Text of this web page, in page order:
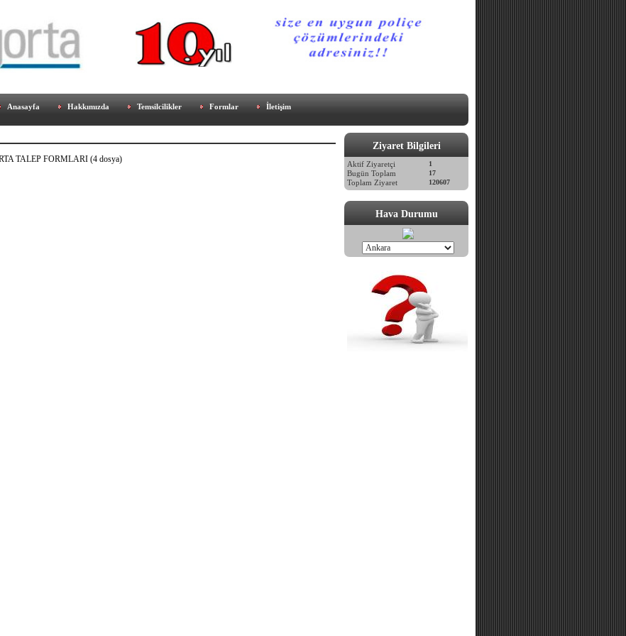
Anasayfa Hakkımızda Temsilcilikler Formlar İletişim
TALEP FORMLARI (4 dosya)
Ziyaret Bilgileri
Aktif Ziyaretçi 1
Bugün Toplam 17
Toplam Ziyaret 120607
Hava Durumu